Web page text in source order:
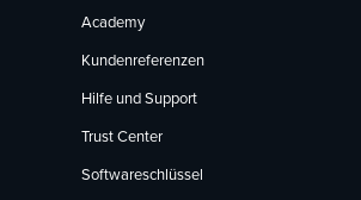
Academy
Kundenreferenzen
Hilfe und Support
Trust Center
Softwareschlüssel